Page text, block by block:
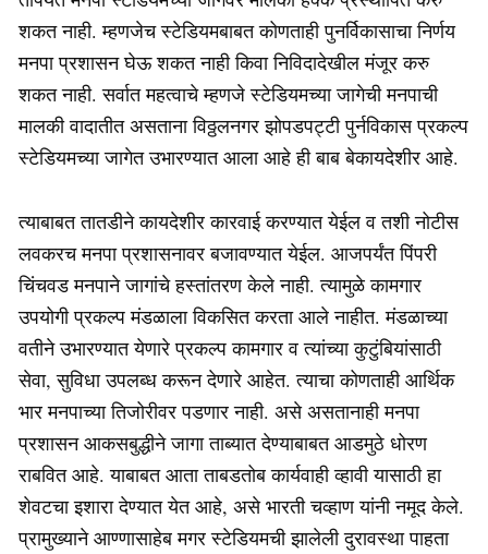
शकत नाही. म्हणजेच स्टेडियमबाबत कोणताही पुनर्विकासाचा निर्णय
मनपा प्रशासन घेऊ शकत नाही किवा निविदादेखील मंजूर करु
शकत नाही. सर्वात महत्वाचे म्हणजे स्टेडियमच्या जागेची मनपाची
मालकी वादातीत असताना विठ्ठलनगर झोपडपट्टी पुर्नविकास प्रकल्प
स्टेडियमच्या जागेत उभारण्यात आला आहे ही बाब बेकायदेशीर आहे.
त्याबाबत तातडीने कायदेशीर कारवाई करण्यात येईल व तशी नोटीस
लवकरच मनपा प्रशासनावर बजावण्यात येईल. आजपर्यंत पिंपरी
चिंचवड मनपाने जागांचे हस्तांतरण केले नाही. त्यामुळे कामगार
उपयोगी प्रकल्प मंडळाला विकसित करता आले नाहीत. मंडळाच्या
वतीने उभारण्यात येणारे प्रकल्प कामगार व त्यांच्या कुटुंबियांसाठी
सेवा, सुविधा उपलब्ध करून देणारे आहेत. त्याचा कोणताही आर्थिक
भार मनपाच्या तिजोरीवर पडणार नाही. असे असतानाही मनपा
प्रशासन आकसबुद्धीने जागा ताब्यात देण्याबाबत आडमुठे धोरण
राबवित आहे. याबाबत आता ताबडतोब कार्यवाही व्हावी यासाठी हा
शेवटचा इशारा देण्यात येत आहे, असे भारती चव्हाण यांनी नमूद केले.
प्रामुख्याने आण्णासाहेब मगर स्टेडियमची झालेली दुरावस्था पाहता